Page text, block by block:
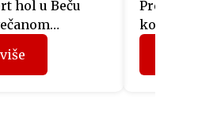
hol u Beču
otvorena
Dani Krajine
Srpske,